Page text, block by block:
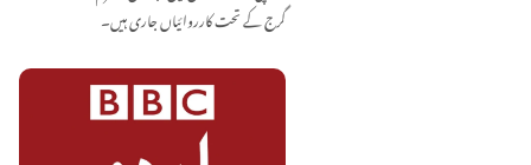
گرج کے تحت کارروائیاں جاری ہیں۔